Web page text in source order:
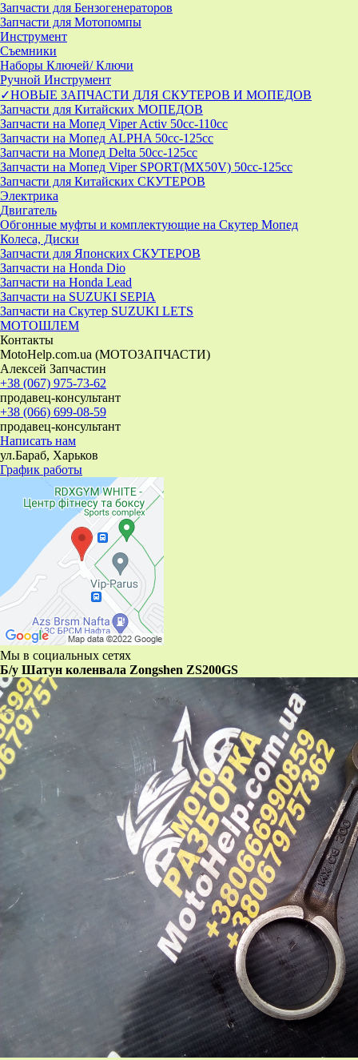
Запчасти для Бензогенераторов
Запчасти для Мотопомпы
Инструмент
Съемники
Наборы Ключей/ Ключи
Ручной Инструмент
✓НОВЫЕ ЗАПЧАСТИ ДЛЯ СКУТЕРОВ И МОПЕДОВ
Запчасти для Китайских МОПЕДОВ
Запчасти на Мопед Viper Activ 50cc-110cc
Запчасти на Мопед ALPHA 50cc-125cc
Запчасти на Мопед Delta 50cc-125cc
Запчасти на Мопед Viper SPORT(MX50V) 50cc-125cc
Запчасти для Китайских СКУТЕРОВ
Электрика
Двигатель
Обгонные муфты и комплектующие на Скутер Мопед
Колеса, Диски
Запчасти для Японских СКУТЕРОВ
Запчасти на Honda Dio
Запчасти на Honda Lead
Запчасти на SUZUKI SEPIA
Запчасти на Скутер SUZUKI LETS
МОТОШЛЕМ
Контакты
MotoHelp.com.ua (МОТОЗАПЧАСТИ)
Алексей Запчастин
+38 (067) 975-73-62
продавец-консультант
+38 (066) 699-08-59
продавец-консультант
Написать нам
ул.Бараб, Харьков
График работы
Мы в социальных сетях
Б/у Шатун коленвала Zongshen ZS200GS